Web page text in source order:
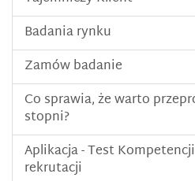
Badania rynku
Zamów badanie
Co sprawia, że warto
stopni?
Aplikacja - Test
rekrutacji